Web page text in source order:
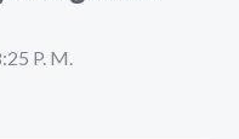
P. M.